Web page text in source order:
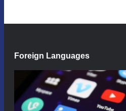
Foreign Languages